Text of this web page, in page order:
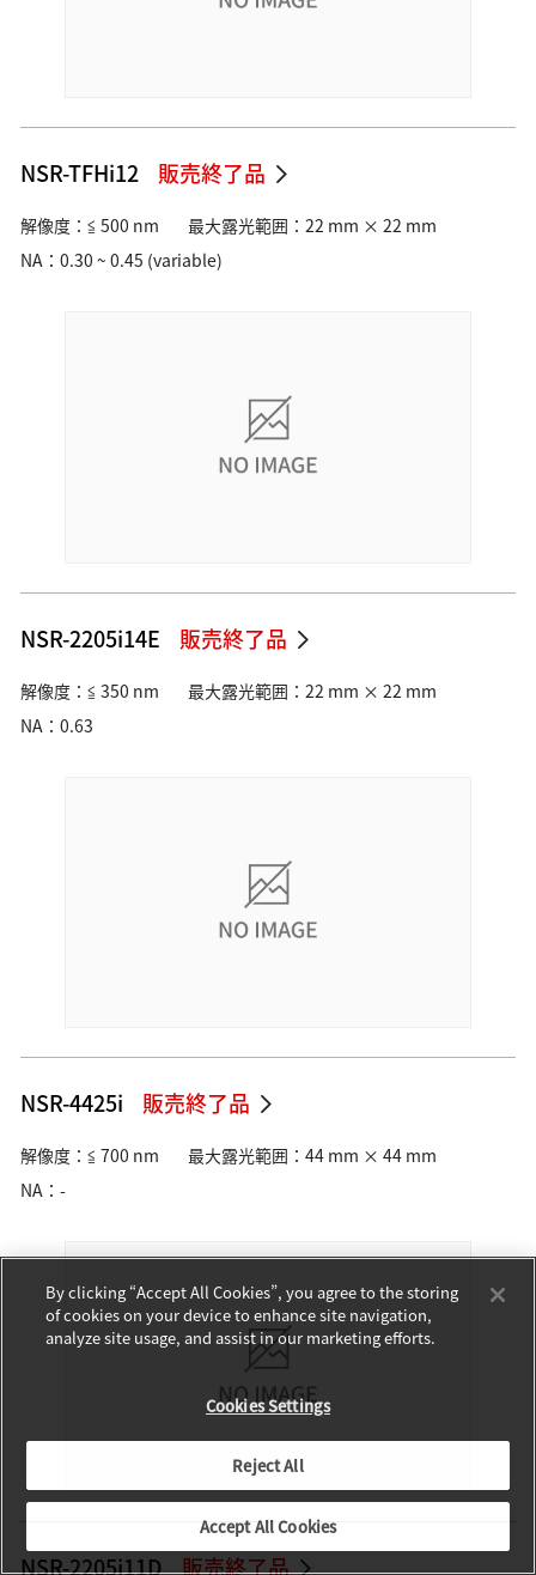
NSR-TFHi12 販売終了品
解像度：≦ 500 nm
最大露光範囲：22 mm × 22 mm
NA：0.30 ~ 0.45 (variable)
NSR-2205i14E 販売終了品
解像度：≦ 350 nm
最大露光範囲：22 mm × 22 mm
NA：0.63
NSR-4425i 販売終了品
解像度：≦ 700 nm
最大露光範囲：44 mm × 44 mm
NA：-
NSR-2205i11D 販売終了品
By clicking “Accept All Cookies”, you agree to the storing
of cookies on your device to enhance site navigation,
analyze site usage, and assist in our marketing efforts.
Cookies Settings
Reject All
Accept All Cookies